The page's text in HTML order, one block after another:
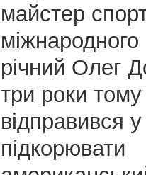
майстер
річний Олег
три роки тому
відправився у
підкорювати